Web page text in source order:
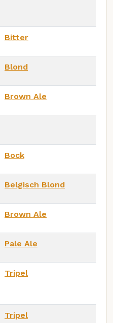
Bitter
Blond
Brown Ale
Bock
Belgisch Blond
Brown Ale
Pale Ale
Tripel
Tripel